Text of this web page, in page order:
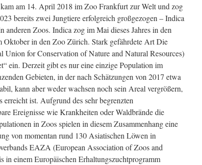
am 14. April 2018 im Zoo Frankfurt zur Welt und zog
bereits zwei Jungtiere erfolgreich großgezogen – Indica
anderen Zoos. Indica zog im Mai dieses Jahres in den
Oktober in den Zoo Zürich. Stark gefährdete Art Die
for Conservation of Nature and Natural Resources)
ein. Derzeit gibt es nur eine einzige Population im
Gebieten, in der nach Schätzungen von 2017 etwa
kann aber weder wachsen noch sein Areal vergrößern,
ist. Aufgrund des sehr begrenzten
Ereignisse wie Krankheiten oder Waldbrände die
in Zoos spielen in diesem Zusammenhang eine
von momentan rund 130 Asiatischen Löwen in
EAZA (European Association of Zoos and
einem Europäischen Erhaltungszuchtprogramm